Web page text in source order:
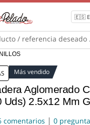
/ referencia deseado
Más vendido
Aglomerado
Uds) 2.5x12 Mm
comentarios | 0